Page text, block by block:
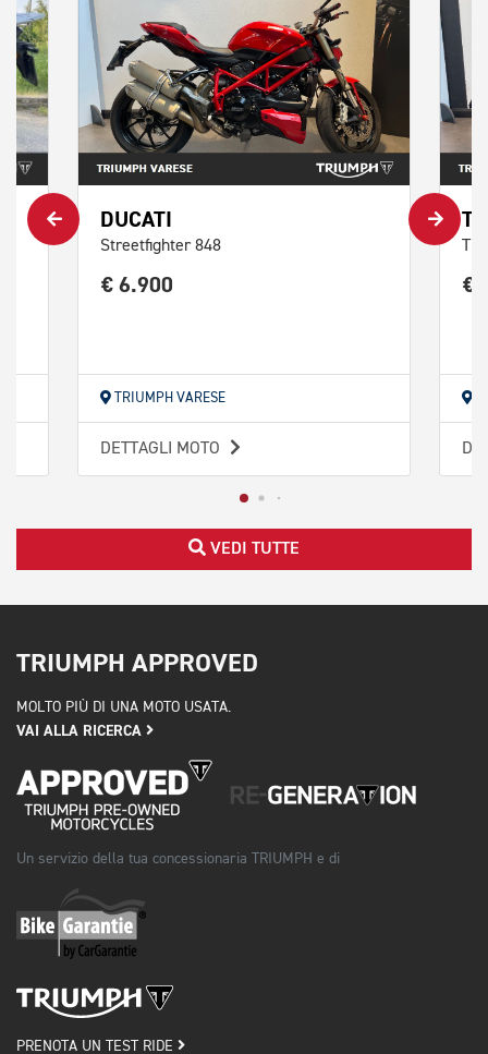
DUCATI
Streetfighter 848
€ 6.900
TRIUMPH VARESE
DETTAGLI MOTO
€
VEDI TUTTE
TRIUMPH APPROVED
MOLTO PIÙ DI UNA MOTO USATA.
VAI ALLA RICERCA
Un servizio della tua concessionaria TRIUMPH e di
PRENOTA UN TEST RIDE